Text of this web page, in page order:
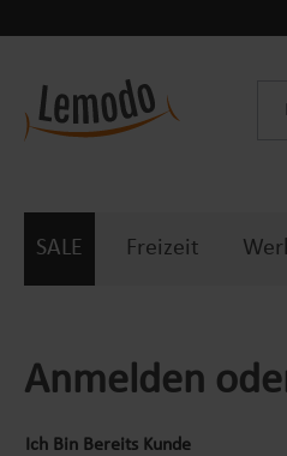
SALE Freizeit
Anmelden
Ich Bin Bereits Kunde